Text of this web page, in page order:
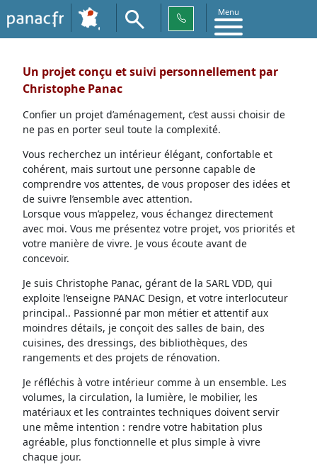
Menu
Un projet conçu et suivi personnellement par
Christophe Panac
Confier un projet d’aménagement, c’est aussi choisir de
ne pas en porter seul toute la complexité.
Vous recherchez un intérieur élégant, confortable et
cohérent, mais surtout une personne capable de
comprendre vos attentes, de vous proposer des idées et
de suivre l’ensemble avec attention.
Lorsque vous m’appelez, vous échangez directement
avec moi. Vous me présentez votre projet, vos priorités et
votre manière de vivre. Je vous écoute avant de
concevoir.
Je suis Christophe Panac, gérant de la SARL VDD, qui
exploite l’enseigne PANAC Design, et votre interlocuteur
principal.. Passionné par mon métier et attentif aux
moindres détails, je conçoit des salles de bain, des
cuisines, des dressings, des bibliothèques, des
rangements et des projets de rénovation.
Je réfléchis à votre intérieur comme à un ensemble. Les
volumes, la circulation, la lumière, le mobilier, les
matériaux et les contraintes techniques doivent servir
une même intention : rendre votre habitation plus
agréable, plus fonctionnelle et plus simple à vivre
chaque jour.